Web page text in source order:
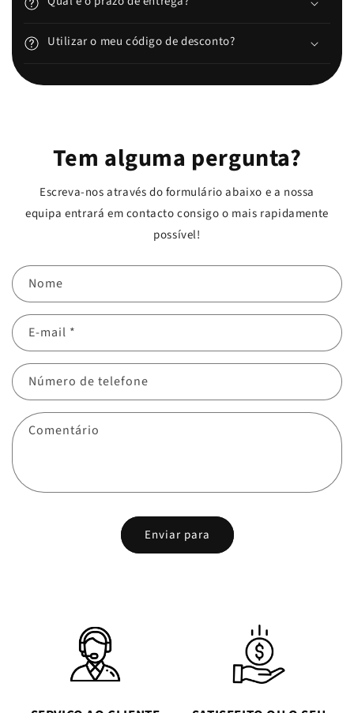
Utilizar o meu código de desconto?
Tem alguma pergunta?
Escreva-nos através do formulário abaixo e a nossa
equipa entrará em contacto consigo o mais rapidamente
possível!
Nome
E-mail *
Número de telefone
Comentário
Enviar para